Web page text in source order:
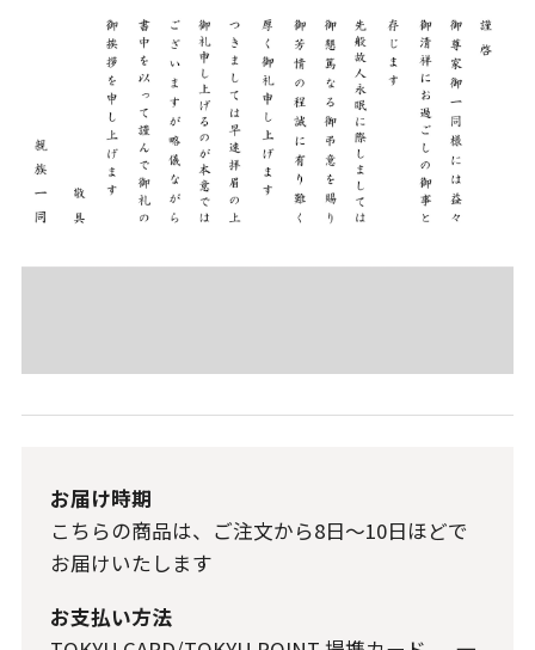
お届け時期
こちらの商品は、ご注文から8日～10日ほどで
お届けいたします
お支払い方法